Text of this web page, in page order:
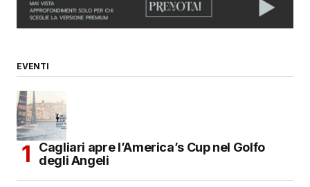
EVENTI
Cagliari apre l’America’s Cup nel Golfo
degli Angeli